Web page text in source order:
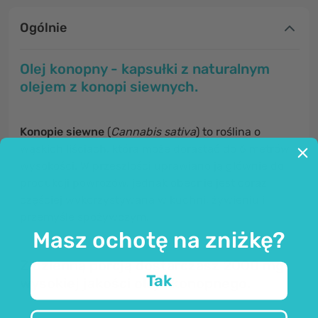
Ogólnie
Olej konopny - kapsułki z naturalnym
olejem z konopi siewnych.
Konopie siewne (Cannabis sativa) to roślina o
Z dzienną porcją dostarczasz 2000 mg
wysokiej jakości oleju konopnego.
Masz ochotę na zniżkę?
Tak